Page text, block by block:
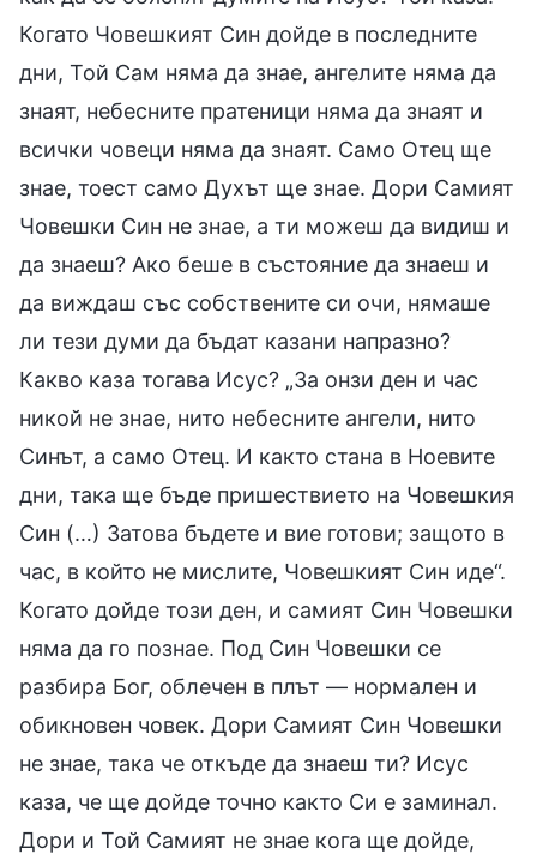
Когато Човешкият Син дойде в последните
дни, Той Сам няма да знае, ангелите няма да
знаят, небесните пратеници няма да знаят и
всички човеци няма да знаят. Само Отец ще
знае, тоест само Духът ще знае. Дори Самият
Човешки Син не знае, а ти можеш да видиш и
да знаеш? Ако беше в състояние да знаеш и
да виждаш със собствените си очи, нямаше
ли тези думи да бъдат казани напразно?
Какво каза тогава Исус? „За онзи ден и час
никой не знае, нито небесните ангели, нито
Синът, а само Отец. И както стана в Ноевите
дни, така ще бъде пришествието на Човешкия
Син (…) Затова бъдете и вие готови; защото в
час, в който не мислите, Човешкият Син иде“.
Когато дойде този ден, и самият Син Човешки
няма да го познае. Под Син Човешки се
разбира Бог, облечен в плът — нормален и
обикновен човек. Дори Самият Син Човешки
не знае, така че откъде да знаеш ти? Исус
каза, че ще дойде точно както Си е заминал.
Дори и Той Самият не знае кога ще дойде,